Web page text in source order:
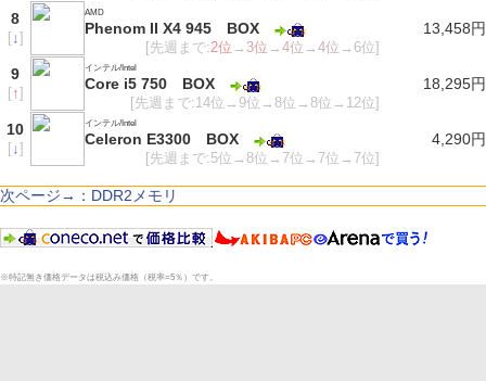
8
[↓]
AMD
Phenom II X4 945 BOX
[先週まで:2位 → 3位 →4位 →4位 →6位]
13,458円
9
[↑]
インテル/Intel
Core i5 750 BOX
[先週まで:14位→9位→8位→8位→12位]
18,295円
10
[↓]
インテル/Intel
Celeron E3300 BOX
[先週まで:5位→8位→7位→7位→7位]
4,290円
次ページ→：DDR2メモリ
※特記無き価格データは税込み価格（税率=5％）です。